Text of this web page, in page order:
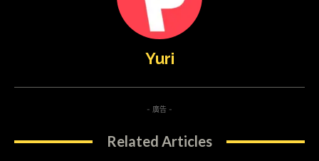
Yuri
- 廣告 -
Related Articles